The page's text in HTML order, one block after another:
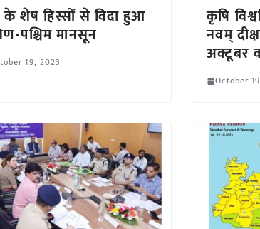
शेष हिस्सों से विदा हुआ
पश्चिम मानसून
19, 2023
कृषि
नवम्
अक्टूबर
October